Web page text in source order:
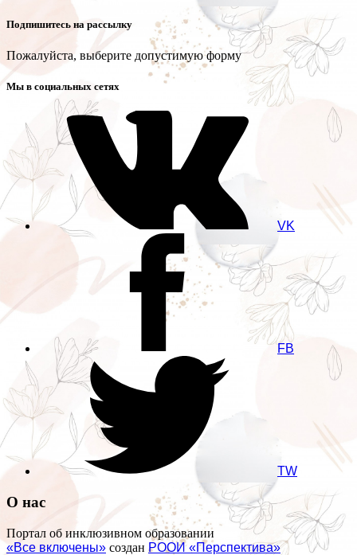
Подпишитесь на рассылку
Пожалуйста, выберите допустимую форму
Мы в социальных сетях
VK
FB
TW
О нас
Портал об инклюзивном образовании
«Все включены» создан РООИ «Перспектива»